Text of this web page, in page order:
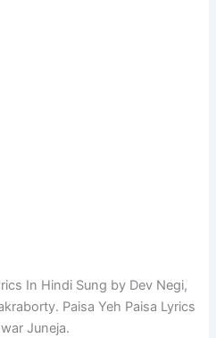
In Hindi Sung by Dev Negi,
Paisa Yeh Paisa Lyrics
Juneja.